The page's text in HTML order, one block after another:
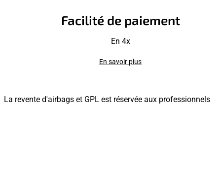
Facilité de paiement
En 4x
En savoir plus
La revente d'airbags et GPL est réservée aux professionnels